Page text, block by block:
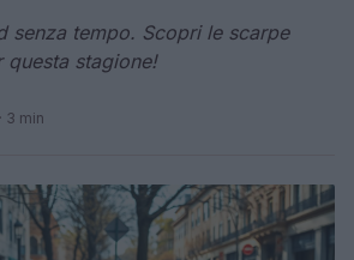
senza tempo. Scopri le scarpe
stagione!
· 3 min